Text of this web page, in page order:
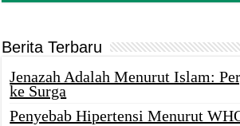
Berita Terbaru
Jenazah Adalah Menurut Islam:
ke Surga
Penyebab Hipertensi Menurut